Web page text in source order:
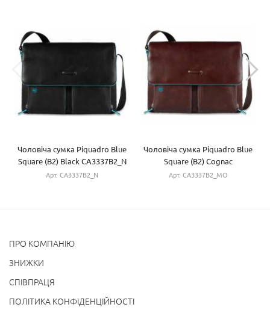
Чоловіча сумка Piquadro Blue
Square (B2) Black CA3337B2_N
Арт. CA3337B2_N
Чоловіча сумка Piquadro Blue
Square (B2) Cognac
CA3337B2_MO
Арт. CA3337B2_MO
ПРО КОМПАНІЮ
ЗНИЖКИ
СПІВПРАЦЯ
ПОЛІТИКА КОНФІДЕНЦІЙНОСТІ